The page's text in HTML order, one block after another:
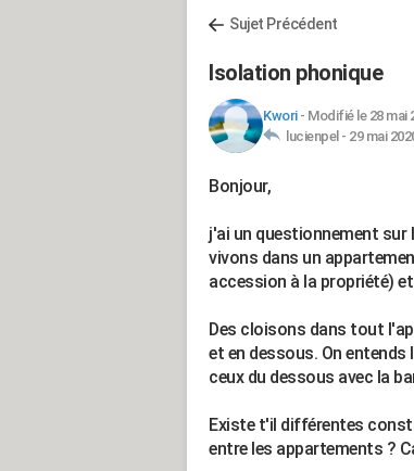
Sujet Précédent
Isolation phonique
Kwori- Modifié le 28 mai
lucienpel - 29 mai
Bonjour,
j'ai un questionnement
vivons dans un
accession à la propriété)
Des cloisons dans tout
et en dessous. On entends
ceux du dessous avec la
Existe t'il différentes
entre les appartements ?